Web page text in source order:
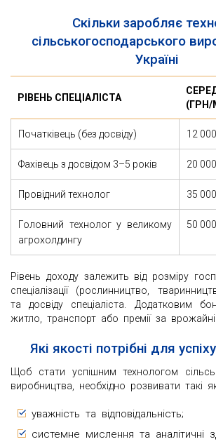
Скільки заробляє
сільськогосподарського
Україні
РІВЕНЬ СПЕЦІАЛІСТА
(ГРН/
Початківець (без досвіду) 12
Фахівець з досвідом 3–5 років 20
Провідний технолог 35
Головний технолог у великому
агрохолдингу
50
Рівень доходу залежить від розміру
спеціалізації (рослинництво,
та досвіду спеціаліста. Додатковим
житло, транспорт або премії за
Які якості потрібні для
Щоб стати успішним технологом
виробництва, необхідно розвивати такі
уважність та відповідальність;
системне мислення та аналітичні